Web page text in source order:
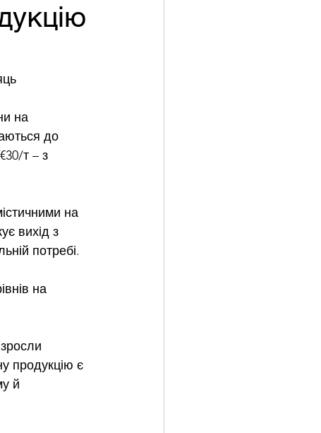
на
до
т – з
на
вихід з
потребі.
на
продукцію є
й